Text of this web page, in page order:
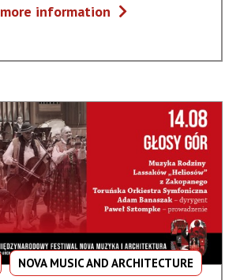
more information
Fortepiany
Wschodu
NOVA MUSIC AND ARCHITECTURE